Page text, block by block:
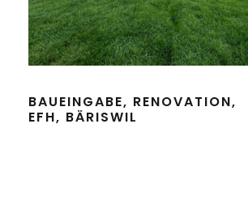
BAUEINGABE, RENOVATION,
EFH, BÄRISWIL